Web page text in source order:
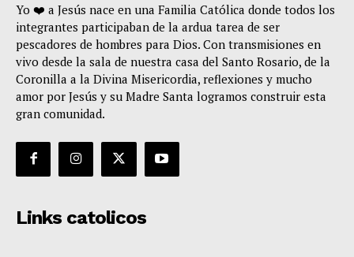
Yo ❤️ a Jesús nace en una Familia Católica donde todos los
integrantes participaban de la ardua tarea de ser
pescadores de hombres para Dios. Con transmisiones en
vivo desde la sala de nuestra casa del Santo Rosario, de la
Coronilla a la Divina Misericordia, reflexiones y mucho
amor por Jesús y su Madre Santa logramos construir esta
gran comunidad.
Links catolicos